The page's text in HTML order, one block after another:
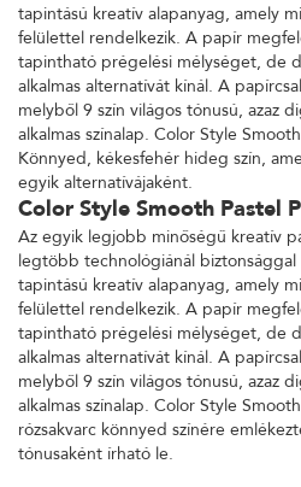
tapintású kreatív alapanyag, amely
felülettel rendelkezik. A papír
tapintható prégelési mélységet, de
alkalmas alternatívát kínál. A
melyből 9 szín világos tónusú, azaz
alkalmas színalap. Color Style
Könnyed, kékesfehér hideg szín,
egyik alternatívájaként.
Color Style Smooth Pastel
Az egyik legjobb minőségű kreatív
legtöbb technológiánál
tapintású kreatív alapanyag, amely
felülettel rendelkezik. A papír
tapintható prégelési mélységet, de
alkalmas alternatívát kínál. A
melyből 9 szín világos tónusú, azaz
alkalmas színalap. Color Style
rózsakvarc könnyed színére
tónusaként írható le.